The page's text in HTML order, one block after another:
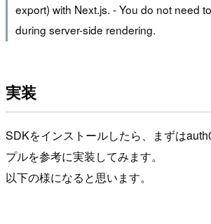
export) with Next.js. - You do not need
during server-side rendering.
実装
SDKをインストールしたら、まずは
プルを参考に実装してみます。
以下の様になると思います。